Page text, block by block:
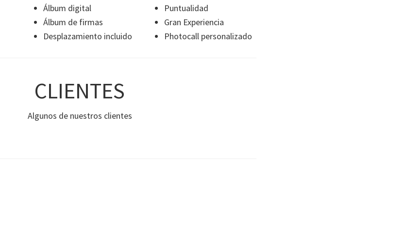
Álbum digital
Álbum de firmas
Desplazamiento incluido
Puntualidad
Gran Experiencia
Photocall personalizado
CLIENTES
Algunos de nuestros clientes